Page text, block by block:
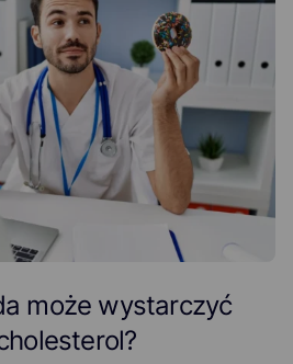
może wystarczyć